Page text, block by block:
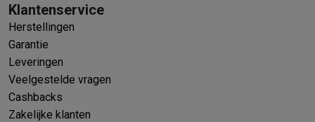
Klantenservice
Herstellingen
Garantie
Leveringen
Veelgestelde vragen
Cashbacks
Zakelijke klanten